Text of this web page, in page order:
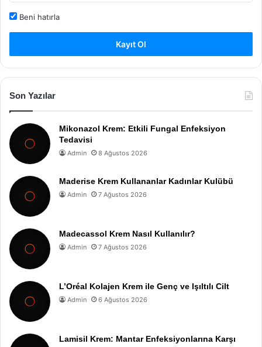
Beni hatırla
Kayıt Ol
Son Yazılar
Mikonazol Krem: Etkili Fungal Enfeksiyon
Tedavisi
Admin 8 Ağustos 2026
Maderise Krem Kullananlar Kadınlar Kulübü
Admin 7 Ağustos 2026
Madecassol Krem Nasıl Kullanılır?
Admin 7 Ağustos 2026
L’Oréal Kolajen Krem ile Genç ve Işıltılı Cilt
Admin 6 Ağustos 2026
Lamisil Krem: Mantar Enfeksiyonlarına Karşı